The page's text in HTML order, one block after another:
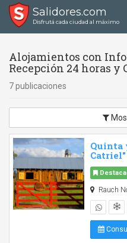
Salidores.com
Disfrutá cada ciudad al máximo
Alojamientos con
Recepción 24 horas y
7 publicaciones
Quinta
Catriel"
Rauch